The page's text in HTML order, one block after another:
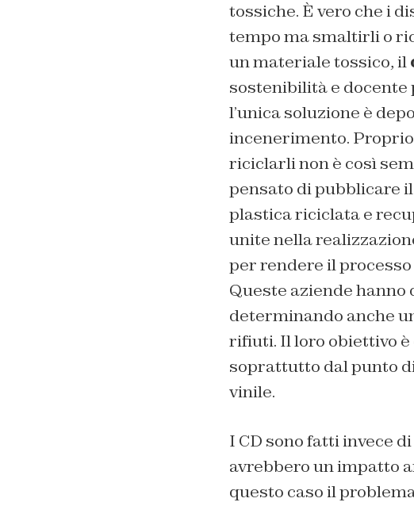
tossiche. È vero che i
tempo ma smaltirli o
un materiale tossico, il
sostenibilità e docente
l’unica soluzione è
incenerimento.
riciclarli non è così
pensato di pubblicare
plastica riciclata e
unite nella
per rendere il
Queste aziende
determinando anche
rifiuti. Il loro obiettivo è
soprattutto dal punto
vinile.
I CD sono fatti invece
avrebbero un impatto
questo caso il